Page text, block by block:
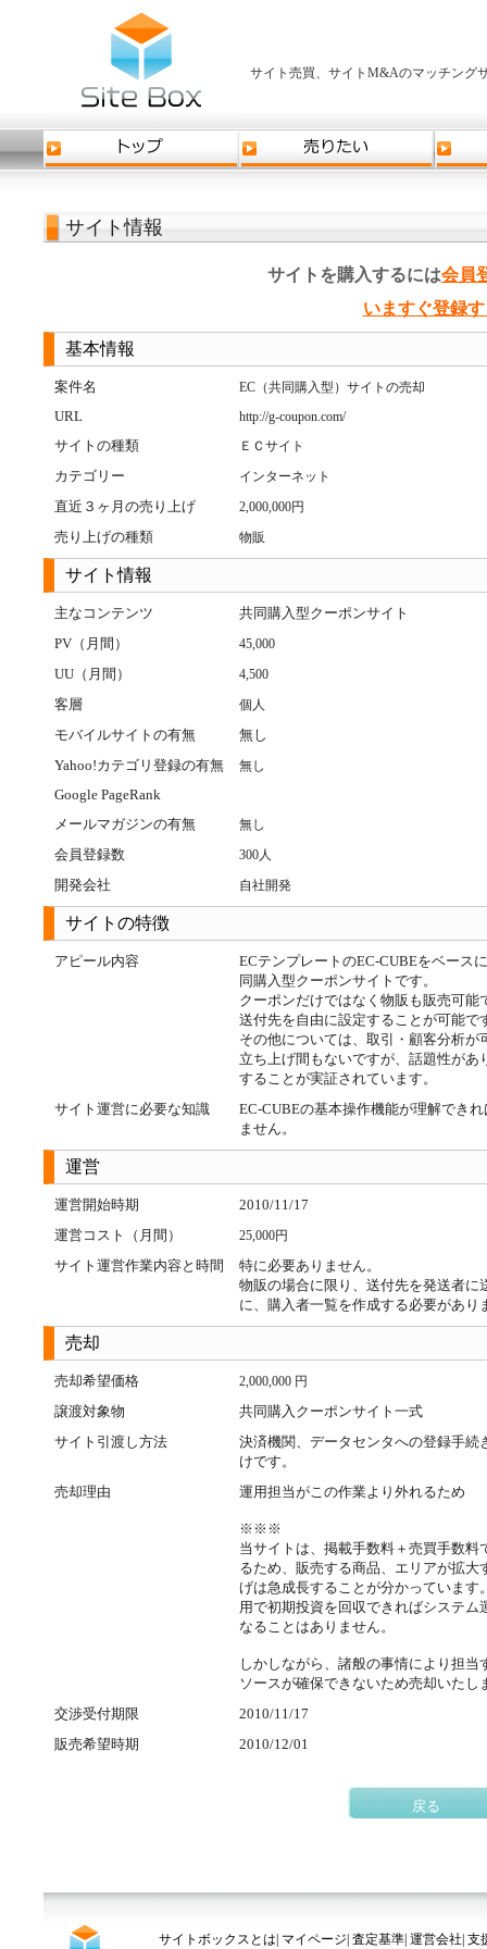
サイト売買、サイトM&Aのマッチング
サイト情報
サイトを購入するには会員
いますぐ登録
基本情報
案件名 EC（共同購入型）サイトの売却
URL http://g-coupon.com/
サイトの種類 ＥＣサイト
カテゴリー インターネット
直近３ヶ月の売り上げ 2,000,000円
売り上げの種類 物販
サイト情報
主なコンテンツ
共同購入型クーポンサイト
PV（月間）
45,000
UU（月間） 4,500
客層 個人
モバイルサイトの有無
無し
Yahoo!カテゴリ登録の有無
無し
Google PageRank
メールマガジンの有無
無し
会員登録数 300人
開発会社 自社開発
サイトの特徴
アピール内容
ECテンプレートのEC-CUBEをベース
同購入型クーポンサイトです。
クーポンだけではなく物販も販売可能
送付先を自由に設定することが可能で
その他については、取引・顧客分析が
立ち上げ間もないですが、話題性があ
することが実証されています。
サイト運営に必要な知識
EC-CUBEの基本操作機能が理解でき
ません。
運営
運営開始時期
2010/11/17
運営コスト（月間）
25,000円
サイト運営作業内容と時間
特に必要ありません。
物販の場合に限り、送付先を発送者に
に、購入者一覧を作成する必要があり
売却
売却希望価格 2,000,000 円
譲渡対象物
共同購入クーポンサイト一式
サイト引渡し方法
決済機関、データセンタへの登録手続
けです。
売却理由
運用担当がこの作業より外れるため
※※※
当サイトは、掲載手数料＋売買手数料
るため、販売する商品、エリアが拡大
げは急成長することが分かっています
用で初期投資を回収できればシステム
なることはありません。
しかしながら、諸般の事情により担当
ソースが確保できないため売却いたし
交渉受付期限
2010/11/17
販売希望時期
2010/12/01
戻る
サイトボックスとは マイページ 査定基準 運営会社 支